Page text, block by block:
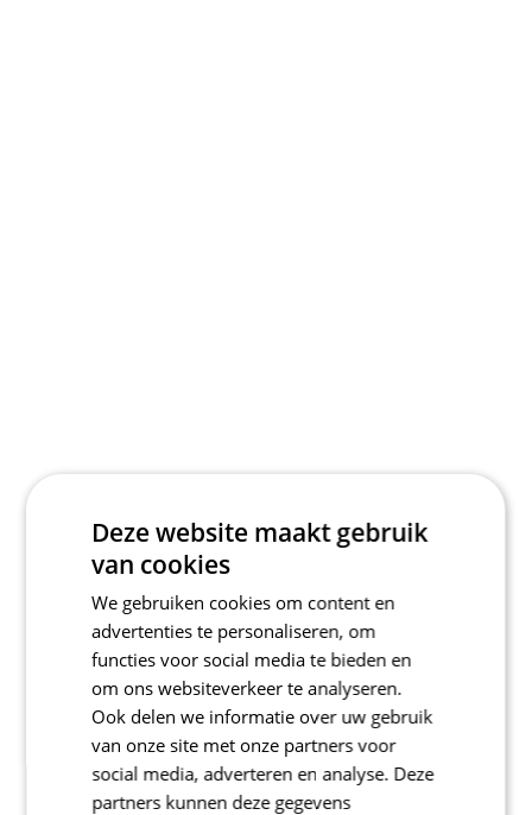
Deze website maakt gebruik
van cookies
We gebruiken cookies om content en
advertenties te personaliseren, om
functies voor social media te bieden en
om ons websiteverkeer te analyseren.
Ook delen we informatie over uw gebruik
van onze site met onze partners voor
social media, adverteren en analyse. Deze
partners kunnen deze gegevens